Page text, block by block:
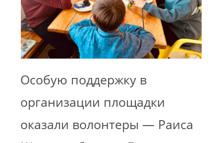
Особую поддержку в
организации площадки
оказали волонтеры — Раиса